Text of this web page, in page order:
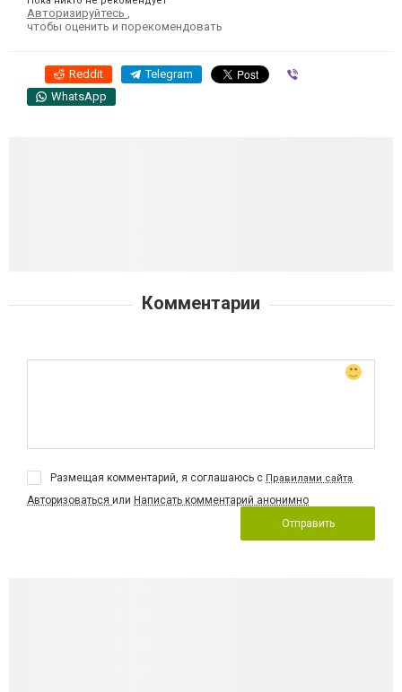
Авторизируйтесь ,
чтобы оценить и порекомендовать
Reddit Telegram
WhatsApp
Комментарии
Размещая комментарий, я соглашаюсь с Правилами сайта
Авторизоваться или Написать комментарий анонимно
Отправить